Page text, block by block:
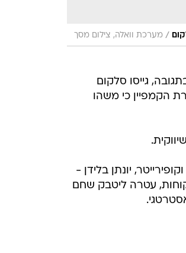
/ מערכת וואלה, צילום מסך
גייסו סלקום
הקמפיין כי משהו
יונתן בלידן -
עטרה ליטבק שחם